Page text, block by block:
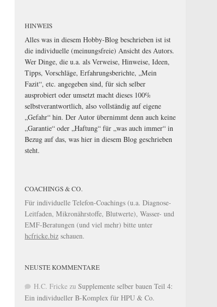
HINWEIS
Alles was in diesem Hobby-Blog beschrieben ist ist
die individuelle (meinungsfreie) Ansicht des Autors.
Wer Dinge, die u.a. als Verweise, Hinweise, Ideen,
Tipps, Vorschläge, Erfahrungsberichte, „Mein
Fazit“, etc. angegeben sind, für sich selber
ausprobiert oder umsetzt macht dieses 100%
selbstverantwortlich, also vollständig auf eigene
„Gefahr“ hin. Der Autor übernimmt denn auch keine
„Garantie“ oder „Haftung“ für „was auch immer“ in
Bezug auf das, was hier in diesem Blog geschrieben
steht.
COACHINGS & CO.
Für individuelle Telefon-Coachings (u.a. Diagnose-
Leitfaden, Mikronährstoffe, Blutwerte), Wasser- und
EMF-Beratungen (und viel mehr) bitte unter
hcfricke.biz schauen.
NEUSTE KOMMENTARE
H.C. Fricke zu Supplemente selber bauen Teil 4:
Ein individueller B-Komplex für HPU & Co.